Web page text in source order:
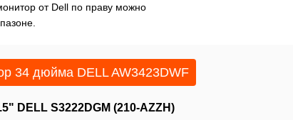
от Dell по праву можно
34 дюйма DELL AW3423DWF
DELL S3222DGM (210-AZZH)